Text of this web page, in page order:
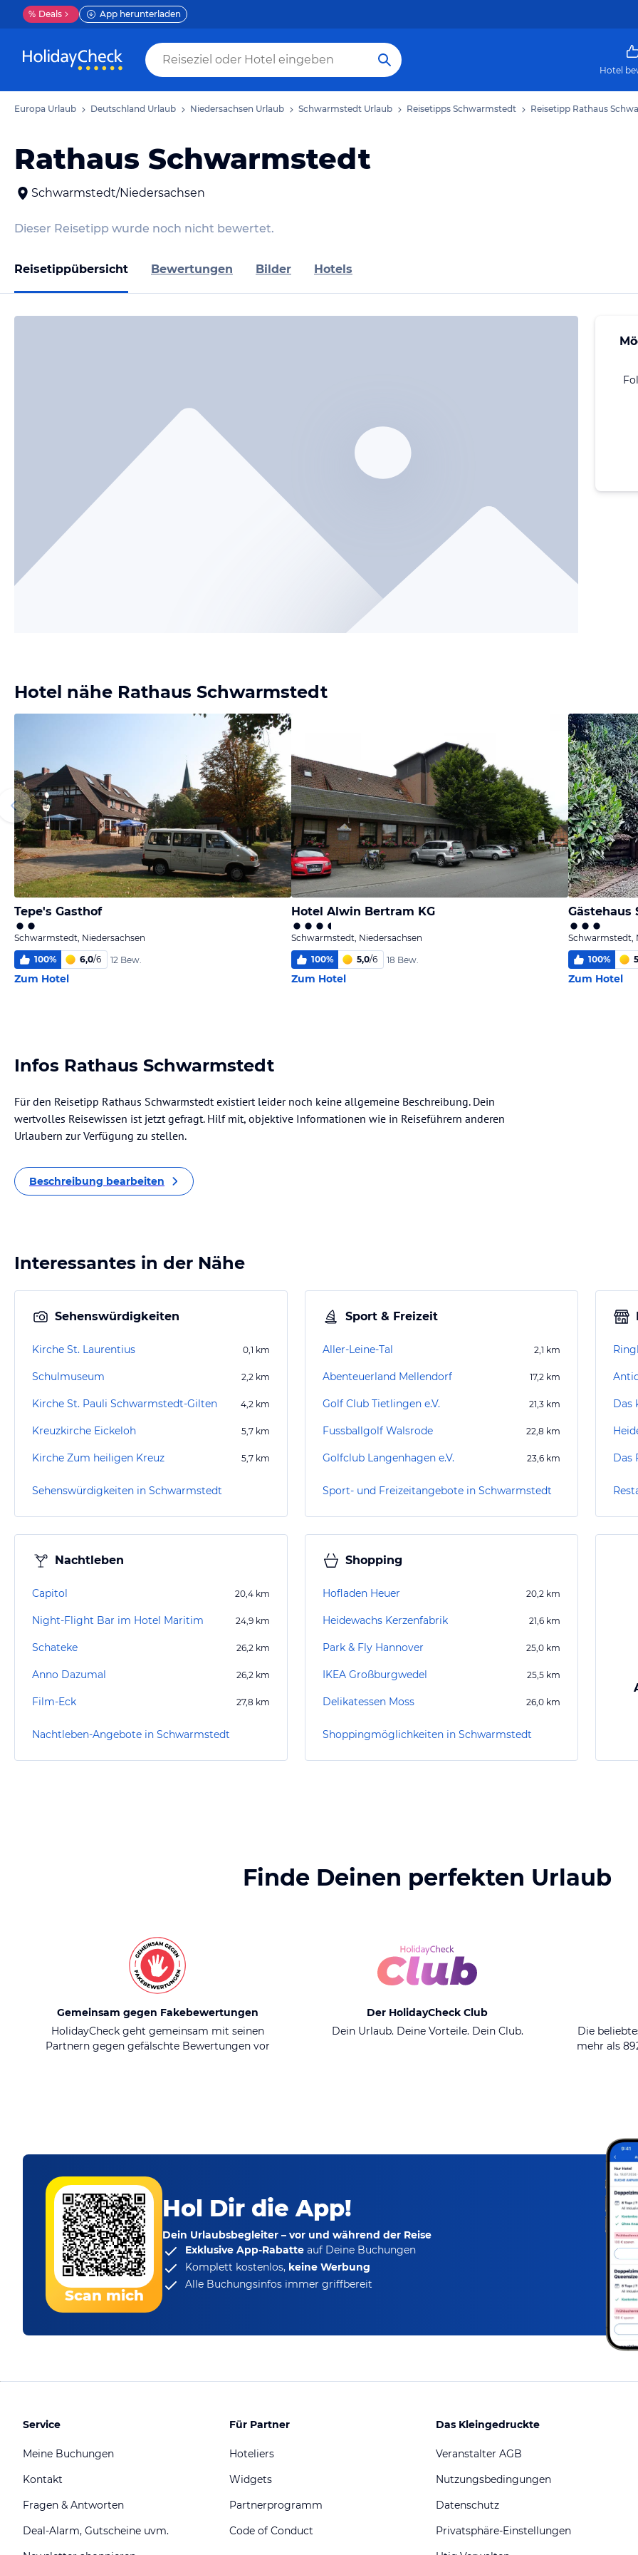
% Deals App herunterladen
Hotel
Europa Urlaub Deutschland Urlaub Niedersachsen Urlaub Schwarmstedt Urlaub Reisetipps Schwarmstedt Reisetipp Rathaus
Rathaus Schwarmstedt
Schwarmstedt/Niedersachsen
Dieser Reisetipp wurde noch nicht bewertet.
Reisetippübersicht Bewertungen Bilder Hotels
Hotel nähe Rathaus Schwarmstedt
Tepe's Gasthof
Schwarmstedt, Niedersachsen
100% 6,0/6 12 Bew.
Zum Hotel
Hotel Alwin Bertram KG
Schwarmstedt, Niedersachsen
100% 5,0/6 18 Bew.
Zum Hotel
Gästehaus
Schwarmstedt,
100%
Zum Hotel
Infos Rathaus Schwarmstedt
Für den Reisetipp Rathaus Schwarmstedt existiert leider noch keine allgemeine Beschreibung. Dein
wertvolles Reisewissen ist jetzt gefragt. Hilf mit, objektive Informationen wie in Reiseführern anderen
Urlaubern zur Verfügung zu stellen.
Beschreibung bearbeiten
Interessantes in der Nähe
Sehenswürdigkeiten
Kirche St. Laurentius 0,1 km
Schulmuseum 2,2 km
Kirche St. Pauli Schwarmstedt-Gilten 4,2 km
Kreuzkirche Eickeloh 5,7 km
Kirche Zum heiligen Kreuz 5,7 km
Sehenswürdigkeiten in Schwarmstedt
Sport & Freizeit
Aller-Leine-Tal 2,1 km
Abenteuerland Mellendorf 17,2 km
Golf Club Tietlingen e.V. 21,3 km
Fussballgolf Walsrode 22,8 km
Golfclub Langenhagen e.V. 23,6 km
Sport- und Freizeitangebote in Schwarmstedt
Das
Das
Nachtleben
Capitol 20,4 km
Night-Flight Bar im Hotel Maritim 24,9 km
Schateke 26,2 km
Anno Dazumal 26,2 km
Film-Eck 27,8 km
Nachtleben-Angebote in Schwarmstedt
Shopping
Hofladen Heuer 20,2 km
Heidewachs Kerzenfabrik 21,6 km
Park & Fly Hannover 25,0 km
IKEA Großburgwedel 25,5 km
Delikatessen Moss 26,0 km
Shoppingmöglichkeiten in Schwarmstedt
Finde Deinen perfekten Urlaub
Gemeinsam gegen Fakebewertungen
HolidayCheck geht gemeinsam mit seinen
Partnern gegen gefälschte Bewertungen vor
Der HolidayCheck Club
Dein Urlaub. Deine Vorteile. Dein Club.
Die
mehr als
Scan mich
Hol Dir die App!
Dein Urlaubsbegleiter – vor und während der Reise
Exklusive App-Rabatte auf Deine Buchungen
Komplett kostenlos, keine Werbung
Alle Buchungsinfos immer griffbereit
Service
Meine Buchungen
Kontakt
Fragen & Antworten
Deal-Alarm, Gutscheine uvm.
Für Partner
Hoteliers
Widgets
Partnerprogramm
Code of Conduct
Das Kleingedruckte
Veranstalter AGB
Nutzungsbedingungen
Datenschutz
Privatsphäre-Einstellungen